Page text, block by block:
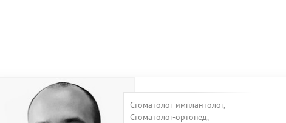
Стоматолог-имплантолог,
Стоматолог-ортопед,